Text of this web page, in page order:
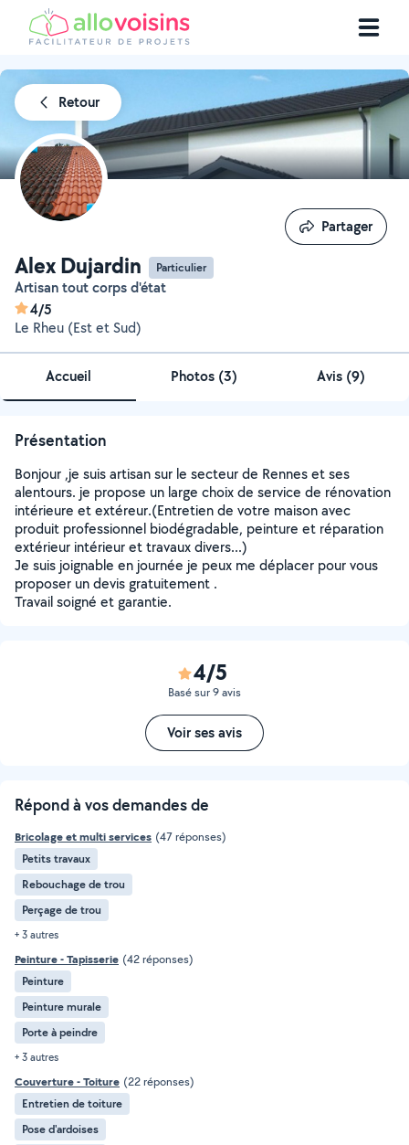
Retour
Alex Dujardin Particulier
Artisan tout corps d'état
4/5
Le Rheu (Est et Sud)
Partager
Partager
Accueil Photos (3) Avis (9)
Présentation
Bonjour ,je suis artisan sur le secteur de Rennes et ses
alentours. je propose un large choix de service de rénovation
intérieure et extéreur.(Entretien de votre maison avec
produit professionnel biodégradable, peinture et réparation
extérieur intérieur et travaux divers...)
Je suis joignable en journée je peux me déplacer pour vous
proposer un devis gratuitement .
Travail soigné et garantie.
4/5
Basé sur 9 avis
Voir ses avis
Répond à vos demandes de
Bricolage et multi services (47 réponses)
Petits travaux
Rebouchage de trou
Perçage de trou
+ 3 autres
Peinture - Tapisserie (42 réponses)
Peinture
Peinture murale
Porte à peindre
+ 3 autres
Couverture - Toiture (22 réponses)
Entretien de toiture
Pose d'ardoises